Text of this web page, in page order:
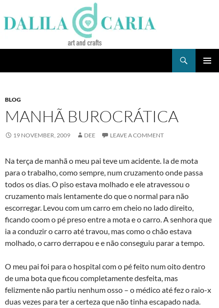
to
content
BLOG
MANHÃ BUROCRÁTICA
19 NOVEMBER, 2009 DEE LEAVE A COMMENT
Na terça de manhã o meu pai teve um acidente. Ia de mota
para o trabalho, como sempre, num cruzamento onde passa
todos os dias. O piso estava molhado e ele atravessou o
cruzamento mais lentamente do que o normal para não
escorregar. Levou com um carro em cheio no lado direito,
ficando coom o pé preso entre a mota e o carro. A senhora que
ia a conduzir o carro até travou, mas como o chão estava
molhado, o carro derrapou e e não conseguiu parar a tempo.
O meu pai foi para o hospital com o pé feito num oito dentro
de uma bota que ficou completamente desfeita, mas
felizmente não partiu nenhum osso – o médico até fez o raio-x
duas vezes para ter a certeza que não tinha escapado nada.